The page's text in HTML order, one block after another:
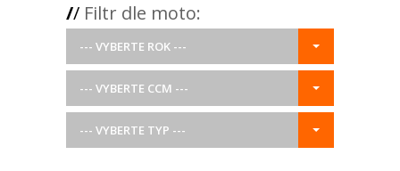
// Filtr dle moto:
--- VYBERTE ROK ---
--- VYBERTE CCM ---
--- VYBERTE TYP ---